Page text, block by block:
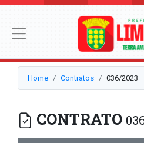
Home Contratos 036/2023
CONTRATO